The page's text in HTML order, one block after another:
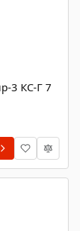
3 КС-Г 7